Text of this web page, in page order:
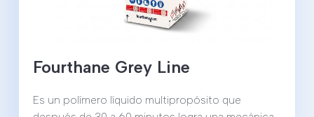
Fourthane Grey Line
Es un polímero líquido multipropósito que